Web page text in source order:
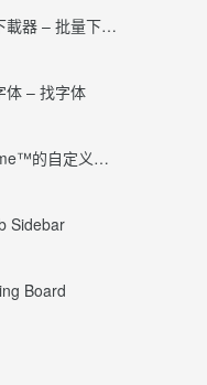
圖片下載器 – 批量下載圖片
体 – 找字体
Chrome™的自定义光标
Sidebar
Board